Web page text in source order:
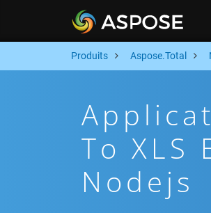
Produits Aspose.Total
To XLS
Nodejs